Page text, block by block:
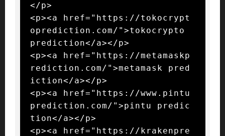
</p>
<p><a href="https://tokocrypt
oprediction.com/">tokocrypto
prediction</a></p>
<p><a href="https://metamaskp
rediction.com/">metamask pred
iction</a></p>
<p><a href="https://www.pintu
prediction.com/">pintu predic
tion</a></p>
<p><a href="https://krakenpre